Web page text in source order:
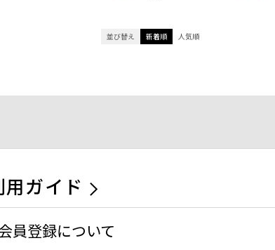
並び替え 新着順 人気順
用ガイド
員登録について